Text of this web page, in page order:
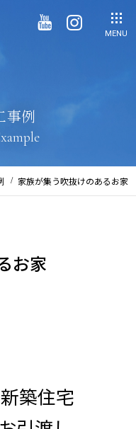
MENU
事例
家族が集う吹抜けのあるお家
お家
築住宅